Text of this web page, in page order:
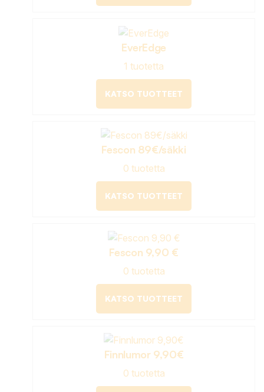
EverEdge
1 tuotetta
KATSO TUOTTEET
Fescon 89€/säkki
0 tuotetta
KATSO TUOTTEET
Fescon 9,90 €
0 tuotetta
KATSO TUOTTEET
Finnlumor 9,90€
0 tuotetta